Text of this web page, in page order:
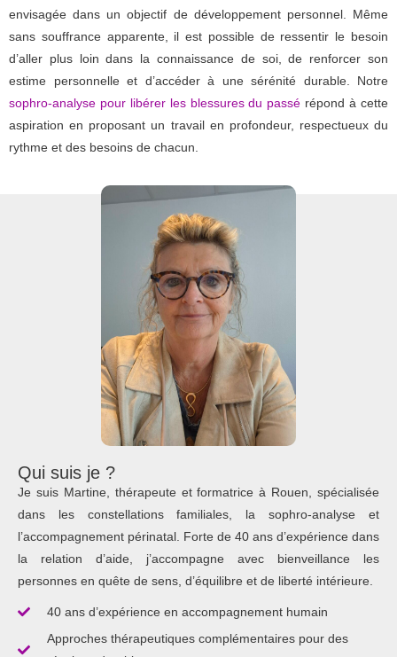
envisagée dans un objectif de développement personnel. Même
sans souffrance apparente, il est possible de ressentir le besoin
d’aller plus loin dans la connaissance de soi, de renforcer son
estime personnelle et d’accéder à une sérénité durable. Notre
sophro-analyse pour libérer les blessures du passé répond à cette
aspiration en proposant un travail en profondeur, respectueux du
rythme et des besoins de chacun.
Qui suis je ?
Je suis Martine, thérapeute et formatrice à Rouen, spécialisée
dans les constellations familiales, la sophro-analyse et
l’accompagnement périnatal. Forte de 40 ans d’expérience dans
la relation d’aide, j’accompagne avec bienveillance les
personnes en quête de sens, d’équilibre et de liberté intérieure.
40 ans d’expérience en accompagnement humain
Approches thérapeutiques complémentaires pour des